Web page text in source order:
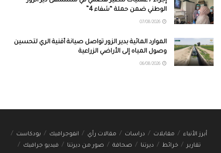
الوطني ضمن حملة “شفاء 4”
الموارد المائية بدير الزور تواصل صيانة أقنية الري لتحسين
وصول المياه إلى الأراضي الزراعية
أبرز الأنباء مقابلات دراسات مقالات رأي انفوجرافيك
بودكاست
تقارير
خرائط ديرتنا صحافة صور من ديرتنا
فيديو جرافيك